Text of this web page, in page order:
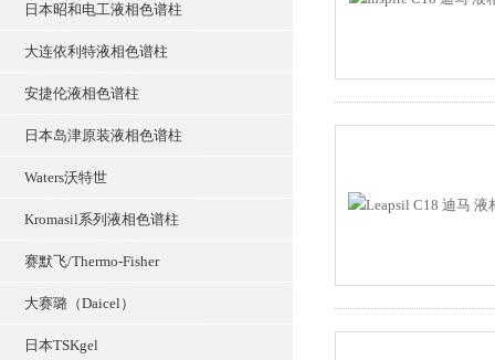
日本昭和电工液相色谱柱
大连依利特液相色谱柱
安捷伦液相色谱柱
日本岛津原装液相色谱柱
Waters沃特世
Kromasil系列液相色谱柱
赛默飞/Thermo-Fisher
大赛璐（Daicel）
日本TSKgel